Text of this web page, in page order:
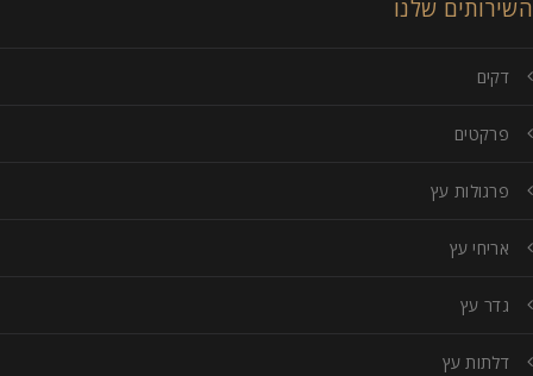
השירותים שלנו
דקים
פרקטים
פרגולות עץ
אריחי עץ
גדר עץ
דלתות עץ